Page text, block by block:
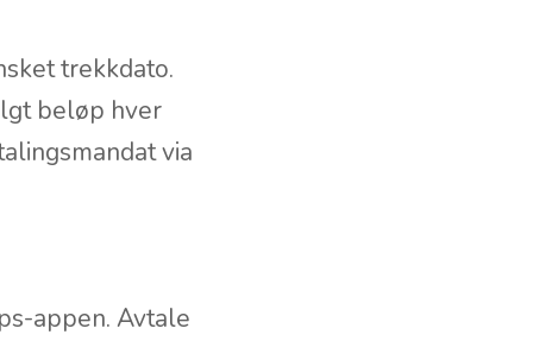
trekkdato.
beløp hver
via
appen. Avtale